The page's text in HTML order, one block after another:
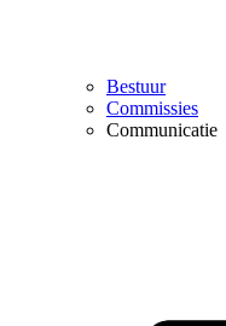
Bestuur
Commissies
Communicatie